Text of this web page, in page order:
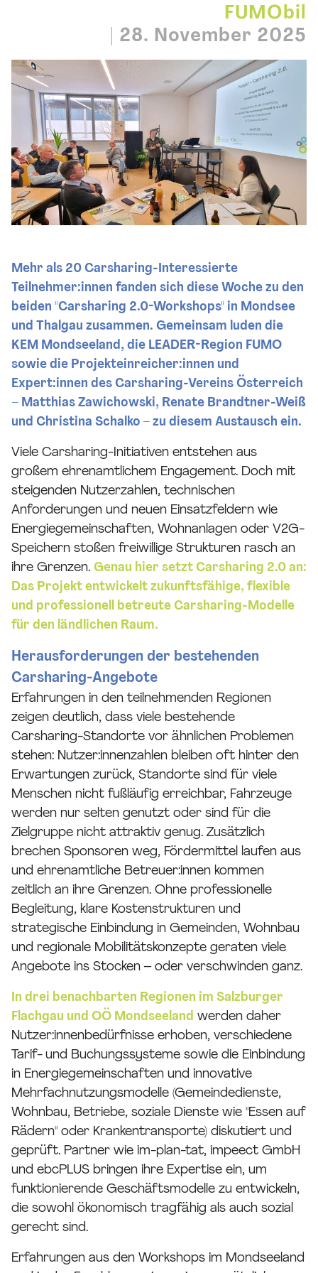
FUMObil
28. November 2025
Mehr als 20 Carsharing-Interessierte
Teilnehmer:innen fanden sich diese Woche zu den
beiden "Carsharing 2.0-Workshops" in Mondsee
und Thalgau zusammen. Gemeinsam luden die
KEM Mondseeland, die LEADER-Region FUMO
sowie die Projekteinreicher:innen und
Expert:innen des Carsharing-Vereins Österreich
– Matthias Zawichowski, Renate Brandtner-Weiß
und Christina Schalko – zu diesem Austausch ein.
Viele Carsharing-Initiativen entstehen aus
großem ehrenamtlichem Engagement. Doch mit
steigenden Nutzerzahlen, technischen
Anforderungen und neuen Einsatzfeldern wie
Energiegemeinschaften, Wohnanlagen oder V2G-
Speichern stoßen freiwillige Strukturen rasch an
ihre Grenzen. Genau hier setzt Carsharing 2.0 an:
Das Projekt entwickelt zukunftsfähige, flexible
und professionell betreute Carsharing-Modelle
für den ländlichen Raum.
Herausforderungen der bestehenden
Carsharing-Angebote
Erfahrungen in den teilnehmenden Regionen
zeigen deutlich, dass viele bestehende
Carsharing-Standorte vor ähnlichen Problemen
stehen: Nutzer:innenzahlen bleiben oft hinter den
Erwartungen zurück, Standorte sind für viele
Menschen nicht fußläufig erreichbar, Fahrzeuge
werden nur selten genutzt oder sind für die
Zielgruppe nicht attraktiv genug. Zusätzlich
brechen Sponsoren weg, Fördermittel laufen aus
und ehrenamtliche Betreuer:innen kommen
zeitlich an ihre Grenzen. Ohne professionelle
Begleitung, klare Kostenstrukturen und
strategische Einbindung in Gemeinden, Wohnbau
und regionale Mobilitätskonzepte geraten viele
Angebote ins Stocken – oder verschwinden ganz.
In drei benachbarten Regionen im Salzburger
Flachgau und OÖ Mondseeland werden daher
Nutzer:innenbedürfnisse erhoben, verschiedene
Tarif- und Buchungssysteme sowie die Einbindung
in Energiegemeinschaften und innovative
Mehrfachnutzungsmodelle (Gemeindedienste,
Wohnbau, Betriebe, soziale Dienste wie "Essen auf
Rädern" oder Krankentransporte) diskutiert und
geprüft. Partner wie im-plan-tat, impeect GmbH
und ebcPLUS bringen ihre Expertise ein, um
funktionierende Geschäftsmodelle zu entwickeln,
die sowohl ökonomisch tragfähig als auch sozial
gerecht sind.
Erfahrungen aus den Workshops im Mondseeland